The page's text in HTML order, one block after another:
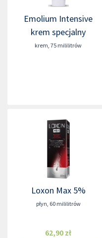
Emolium Intensive
krem specjalny
krem, 75 mililitrów
Loxon Max 5%
płyn, 60 mililitrów
62,90 zł